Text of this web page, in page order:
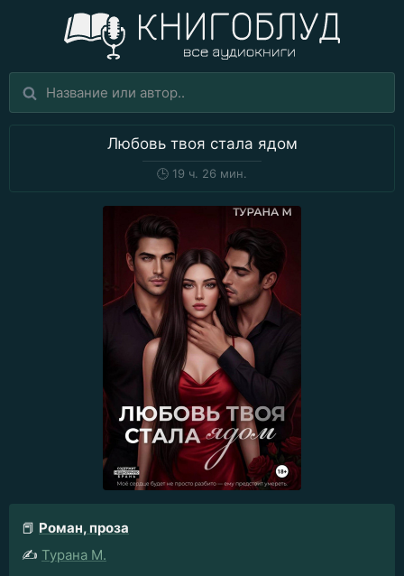
Любовь твоя стала ядом
🕒 19 ч. 26 мин.
📕 Роман, проза
✍️ Турана М.